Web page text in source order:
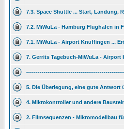
7.3. Space Shuttle ... Start, Landung,
7.2. MiWuLa - Hamburg Flughafen in
7.1. MiWuLa - Airport Knuffingen ...
7. Gerrits Tagebuch-MiWuLa - Airport
5. Die Überlegung, eine gute Antwort
4. Mikrokontroller und andere
2. Filmsequenzen - Mikromodellbau